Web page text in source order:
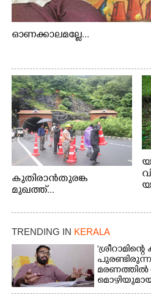
ഓണക്കാലമല്ലേ...
കുതിരാൻതുരങ്ക
മുഖത്ത്...
TRENDING IN KERALA
മരണത്തിൽ